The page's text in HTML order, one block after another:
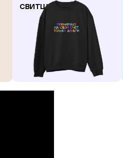
свитшотах